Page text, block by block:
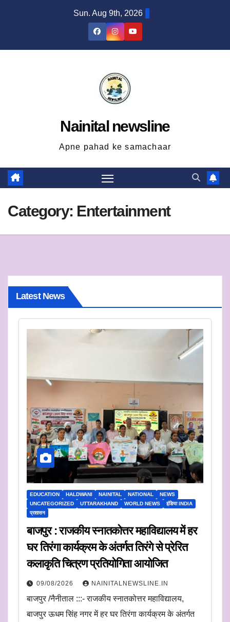
Sun. Aug 9th, 2026
Nainital newsline
Apne pahad ke samachaar
Category: Entertainment
Latest News
EDUCATION HALDWANI NAINITAL NATIONAL
NEWS
UNCATEGORIZED
UTTARAKHAND WORLD NEWS
इंडिया INDIA
प्रशासन
बाजपुर : राजकीय स्नातकोत्तर महाविद्यालय में हर
घर तिरंगा कार्यक्रम के अंतर्गत तिरंगे से प्रेरित
कलाकृति चित्रण प्रतियोगिता आयोजित
09/08/2026 NAINITALNEWSLINE.IN
बाजपुर /नैनीताल :::- राजकीय स्नातकोत्तर महाविद्यालय,
बाजपुर ऊधम सिंह नगर में हर घर तिरंगा कार्यक्रम के अंतर्गत